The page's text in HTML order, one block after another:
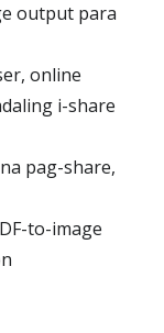
output para
online
i-share
pag-share,
to-image